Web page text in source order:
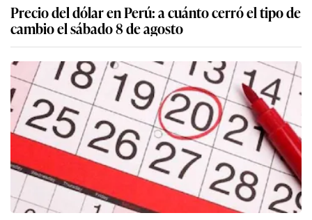
Precio del dólar en Perú: a cuánto cerró el tipo de
cambio el sábado 8 de agosto